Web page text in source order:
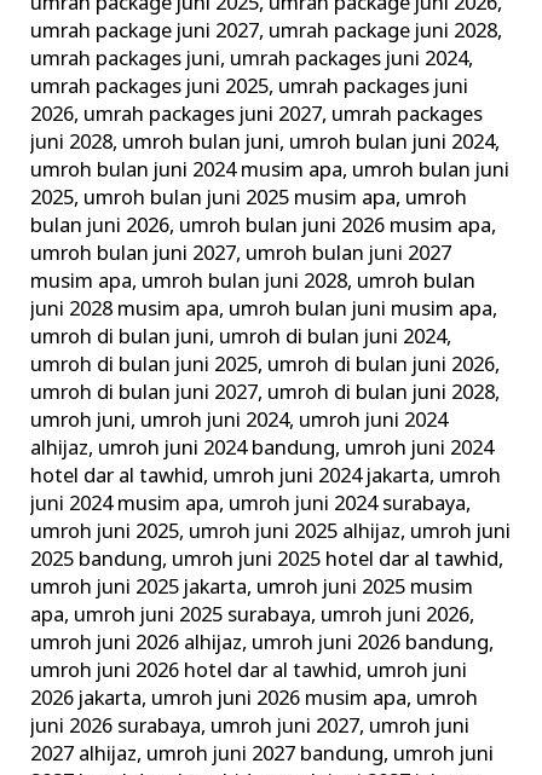
umrah package juni 2027, umrah package juni 2028,
umrah packages juni, umrah packages juni 2024,
umrah packages juni 2025, umrah packages juni
2026, umrah packages juni 2027, umrah packages
juni 2028, umroh bulan juni, umroh bulan juni 2024,
umroh bulan juni 2024 musim apa, umroh bulan juni
2025, umroh bulan juni 2025 musim apa, umroh
bulan juni 2026, umroh bulan juni 2026 musim apa,
umroh bulan juni 2027, umroh bulan juni 2027
musim apa, umroh bulan juni 2028, umroh bulan
juni 2028 musim apa, umroh bulan juni musim apa,
umroh di bulan juni, umroh di bulan juni 2024,
umroh di bulan juni 2025, umroh di bulan juni 2026,
umroh di bulan juni 2027, umroh di bulan juni 2028,
umroh juni, umroh juni 2024, umroh juni 2024
alhijaz, umroh juni 2024 bandung, umroh juni 2024
hotel dar al tawhid, umroh juni 2024 jakarta, umroh
juni 2024 musim apa, umroh juni 2024 surabaya,
umroh juni 2025, umroh juni 2025 alhijaz, umroh juni
2025 bandung, umroh juni 2025 hotel dar al tawhid,
umroh juni 2025 jakarta, umroh juni 2025 musim
apa, umroh juni 2025 surabaya, umroh juni 2026,
umroh juni 2026 alhijaz, umroh juni 2026 bandung,
umroh juni 2026 hotel dar al tawhid, umroh juni
2026 jakarta, umroh juni 2026 musim apa, umroh
juni 2026 surabaya, umroh juni 2027, umroh juni
2027 alhijaz, umroh juni 2027 bandung, umroh juni